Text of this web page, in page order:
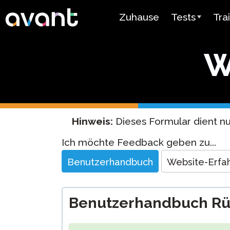
Skip to main content
Zuhause
Tests
Spanisch als
Test
Hinweis: Dieses Formular dient
Website
Feedback
Ich möchte Feedback geben zu...
Benutzerhandbuch Website-
Benutzerhandbuch